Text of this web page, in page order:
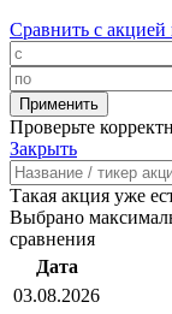
Сравнить с
Проверьте
Закрыть
Такая акция уже
Выбрано
сравнения
Дата
03.08.2026